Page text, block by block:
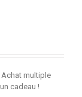
multiple
cadeau !